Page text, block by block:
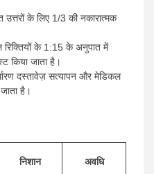
उत्तरों के लिए 1/3 की नकारात्मक
रिक्तियों के 1:15 के अनुपात में
किया जाता है।
दस्तावेज़ सत्यापन और मेडिकल
है।
निशान अवधि